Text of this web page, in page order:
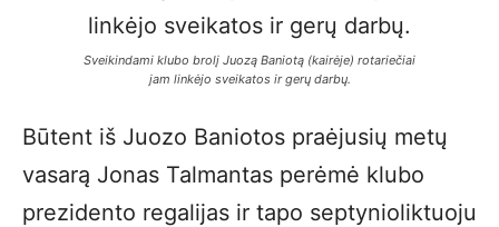
Sveikindami klubo brolį Juozą Baniotą (kairėje) rotariečiai
jam linkėjo sveikatos ir gerų darbų.
Būtent iš Juozo Baniotos praėjusių metų
vasarą Jonas Talmantas perėmė klubo
prezidento regalijas ir tapo septynioliktuoju